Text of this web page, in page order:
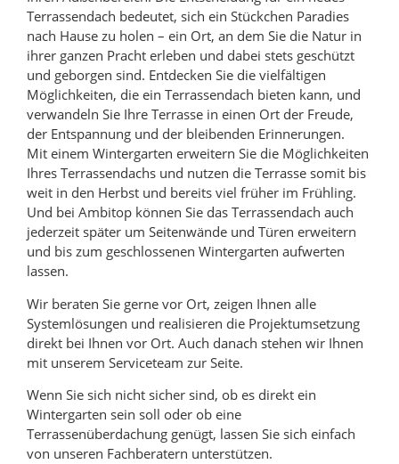
Terrassendach bedeutet, sich ein Stückchen Paradies
nach Hause zu holen – ein Ort, an dem Sie die Natur in
ihrer ganzen Pracht erleben und dabei stets geschützt
und geborgen sind. Entdecken Sie die vielfältigen
Möglichkeiten, die ein Terrassendach bieten kann, und
verwandeln Sie Ihre Terrasse in einen Ort der Freude,
der Entspannung und der bleibenden Erinnerungen.
Mit einem Wintergarten erweitern Sie die Möglichkeiten
Ihres Terrassendachs und nutzen die Terrasse somit bis
weit in den Herbst und bereits viel früher im Frühling.
Und bei Ambitop können Sie das Terrassendach auch
jederzeit später um Seitenwände und Türen erweitern
und bis zum geschlossenen Wintergarten aufwerten
lassen.
Wir beraten Sie gerne vor Ort, zeigen Ihnen alle
Systemlösungen und realisieren die Projektumsetzung
direkt bei Ihnen vor Ort. Auch danach stehen wir Ihnen
mit unserem Serviceteam zur Seite.
Wenn Sie sich nicht sicher sind, ob es direkt ein
Wintergarten sein soll oder ob eine
Terrassenüberdachung genügt, lassen Sie sich einfach
von unseren Fachberatern unterstützen.